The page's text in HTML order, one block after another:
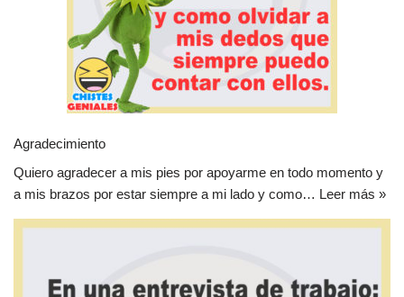
Agradecimiento
Quiero agradecer a mis pies por apoyarme en todo momento y
a mis brazos por estar siempre a mi lado y como… Leer más »